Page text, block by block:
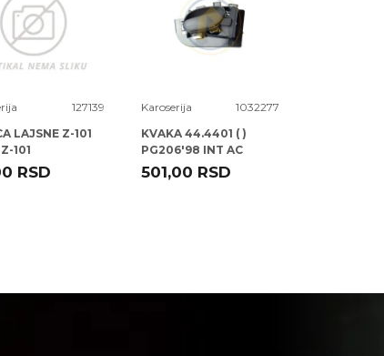
127139
LAJSNE Z-101
101
RSD
Karoserija
1032277
KVAKA 44.4401 ( )
PG206'98 INT AC
ROLCAR
501,00 RSD